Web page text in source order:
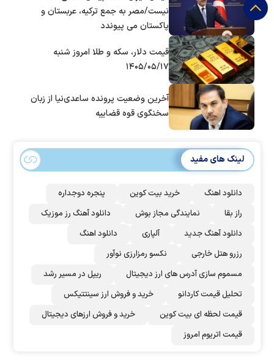
نیست/مصر به جمع ترکیه، عربستان و
پاکستان می پیوندد
قیمت دلار، سکه و طلا امروز شنبه
۱۴۰۵/۰۵/۱۷
آخرین وضعیت پرونده ساعدی‌نیا از زبان
سخنگوی قوه قضاییه
لینک های مفید
دانلود اهنگ خرید بیت کوین
پنجره دوجداره
راز بقا
نمایندگی مجاز بوش
دانلود آهنگ رز‌ موزیک
دانلود آهنگ جدید
آلپاری
دانلود اهنگ
رزرو هتل خارجی
نکسو رمزارزی نوآور
مسموم سازی آدرس های ارز دیجیتال
ریپل در مسیر رشد
تحلیل قیمت کاردانو
خرید و فروش ارز سینتتیکس
قیمت لحظه ای بیت کوین
خرید و فروش ارزهای دیجیتال
قیمت اتریوم امروز